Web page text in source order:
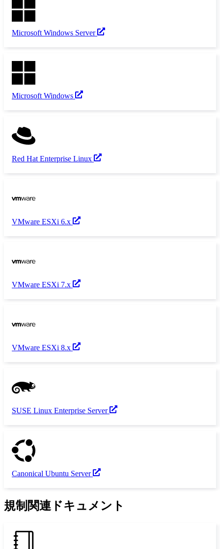
Microsoft Windows Server
Microsoft Windows
Red Hat Enterprise Linux
VMware ESXi 6.x
VMware ESXi 7.x
VMware ESXi 8.x
SUSE Linux Enterprise Server
Canonical Ubuntu Server
規制関連ドキュメント